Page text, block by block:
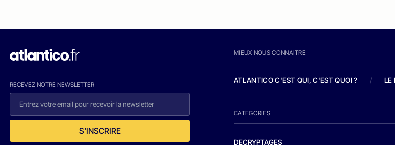
RECEVEZ NOTRE NEWSLETTER
S'INSCRIRE
MIEUX NOUS CONNAITRE
ATLANTICO C'EST QUI, C'EST QUOI ? / LE
CATEGORIES
DECRYPTAGES